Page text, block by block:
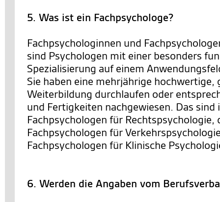
5. Was ist ein Fachpsychologe?
Fachpsychologinnen und
sind Psychologen mit einer besonders
Spezialisierung auf einem
Sie haben eine mehrjährige hochwertige,
Weiterbildung durchlaufen oder
und Fertigkeiten nachgewiesen. Das sind
Fachpsychologen für Rechtspsychologie,
Fachpsychologen für
Fachpsychologen für Klinische
6. Werden die Angaben vom